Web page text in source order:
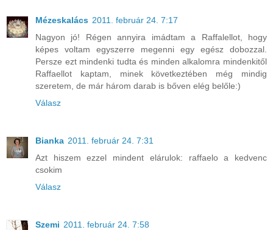
Mézeskalács 2011. február 24. 7:17
Nagyon jó! Régen annyira imádtam a Raffalellot, hogy
képes voltam egyszerre megenni egy egész dobozzal.
Persze ezt mindenki tudta és minden alkalomra mindenkitől
Raffaellot kaptam, minek következtében még mindig
szeretem, de már három darab is bőven elég belőle:)
Válasz
Bianka 2011. február 24. 7:31
Azt hiszem ezzel mindent elárulok: raffaelo a kedvenc
csokim
Válasz
Szemi 2011. február 24. 7:58